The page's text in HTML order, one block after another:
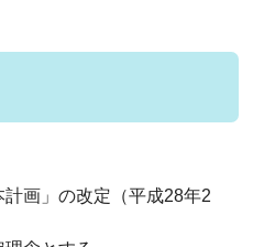
画」の改定（平成28年2